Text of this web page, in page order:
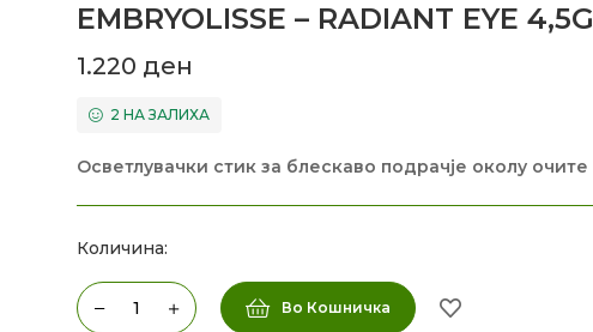
EMBRYOLISSE – RADIANT EYE 4,5G
1.220 ден
2 НА ЗАЛИХА
Осветлувачки стик за блескаво подрачје околу очите
Количина:
Во Кошничка